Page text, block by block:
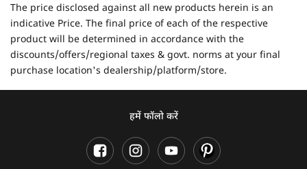
The price disclosed against all new products herein is an
indicative Price. The final price of each of the respective
product will be determined in accordance with the
discounts/offers/regional taxes & govt. norms at your final
purchase location's dealership/platform/store.
हमें फॉलो करें